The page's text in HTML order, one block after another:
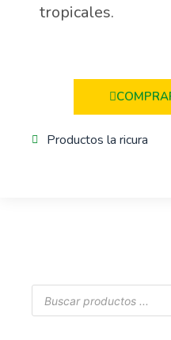
tropicales.
Productos la ricura